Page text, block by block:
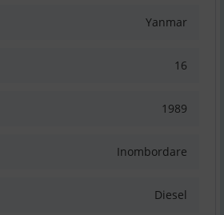
Yanmar
16
1989
Inombordare
Diesel